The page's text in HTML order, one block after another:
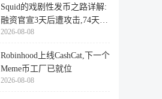
Squid的戏剧性发币之路详解:
融资官宣3天后遭攻击,74天后
登陆
2026-08-08
Robinhood上线CashCat,下一个
Meme币工厂已就位
2026-08-08